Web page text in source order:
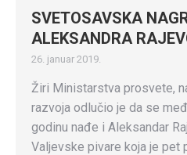
SVETOSAVSKA
ALEKSANDRA
26. januar 2019.
Žiri Ministarstva prosvete,
razvoja odlučio je da se
godinu nađe i Aleksandar
Valjevske pivare koja je pet